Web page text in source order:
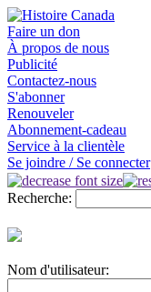
Faire un don
À propos de nous
Publicité
Contactez-nous
S'abonner
Renouveler
Abonnement-cadeau
Service à la clientèle
Se joindre / Se connecter
Recherche:
Nom d'utilisateur: